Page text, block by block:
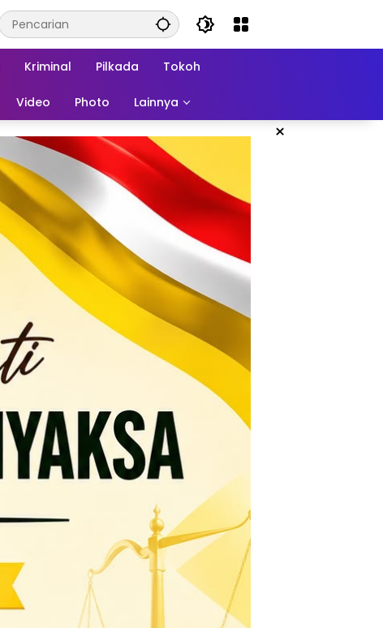
Kriminal Pilkada Tokoh
Video Photo Lainnya
×